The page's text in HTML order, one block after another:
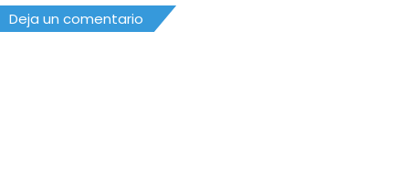
Deja un comentario